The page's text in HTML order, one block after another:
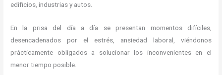
edificios, industrias y autos.
En la prisa del día a día se presentan momentos difíciles,
desencadenados por el estrés, ansiedad laboral, viéndonos
prácticamente obligados a solucionar los inconvenientes en el
menor tiempo posible.